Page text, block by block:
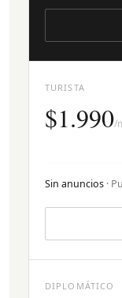
TURISTA
$1.990/
Sin anuncios ·
DIPLOMÁTICO